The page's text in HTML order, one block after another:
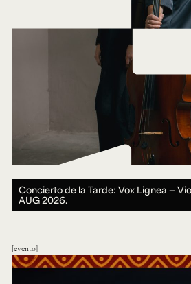
Concierto de la Tarde: Vox Lignea —
AUG 2026.
evento